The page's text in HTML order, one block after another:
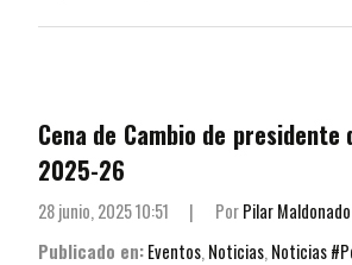
Cena de Cambio de
2025-26
28 junio, 2025 10:51 | PorPilar Maldonado
Publicado en:Eventos, Noticias, Noticias